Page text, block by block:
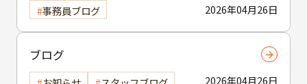
2026年04月26日
事務員ブログ
ブログ
2026年04月26日